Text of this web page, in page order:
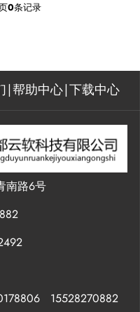
0条记录
帮助中心 下载中心
南路6号
15528270882